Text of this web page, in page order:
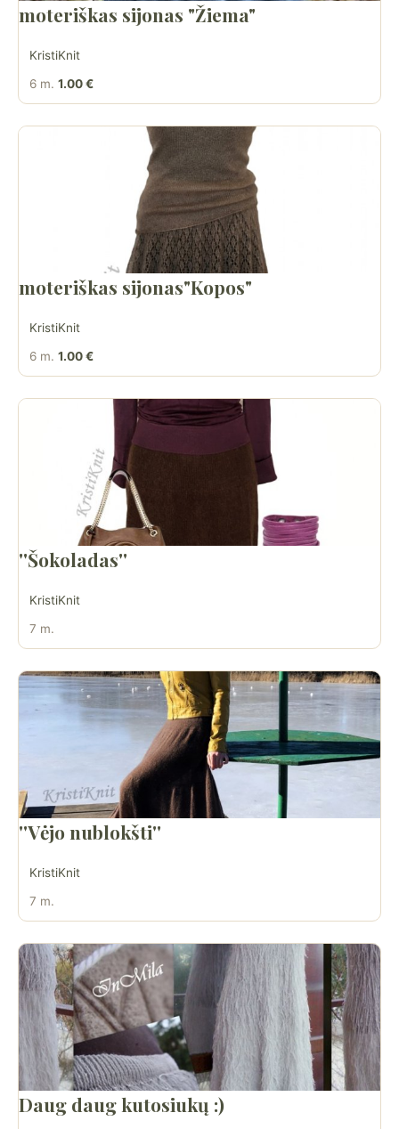
moteriškas sijonas "Žiema"
KristiKnit
6 m. 1.00 €
moteriškas sijonas"Kopos"
KristiKnit
6 m. 1.00 €
''Šokoladas''
KristiKnit
7 m.
''Vėjo nublokšti''
KristiKnit
7 m.
Daug daug kutosiukų :)